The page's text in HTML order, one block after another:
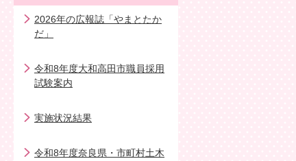
2026年の広報誌「やまとたか
だ」
令和8年度大和高田市職員採用
試験案内
実施状況結果
令和8年度奈良県・市町村土木